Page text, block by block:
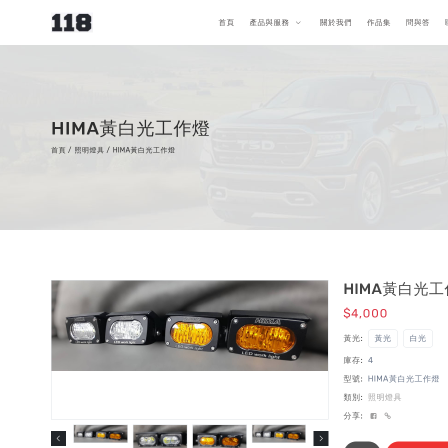
首頁 產品與服務 關於我們 作品集 問與答
HIMA黃白光工作燈
首頁 / 照明燈具 / HIMA黃白光工作燈
HIMA黃白光
$4,000
黃光: 黃光 白光
庫存:
4
型號:
HIMA黃白光工作燈
類別:
照明燈具
分享: